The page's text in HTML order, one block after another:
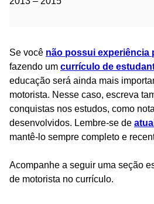
Se você não possui experiência
fazendo um currículo de
educação será ainda mais
motorista. Nesse caso, escreva
conquistas nos estudos, como
desenvolvidos. Lembre-se de
mantê-lo sempre completo e
Acompanhe a seguir uma seção
de motorista no currículo.